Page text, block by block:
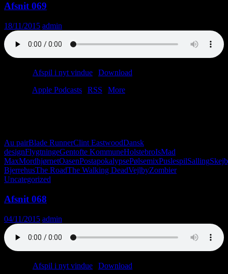
Afsnit 069
18/11/2015 admin
Afspil i nyt vindue Download
Apple Podcasts RSS
More
Au pairBlade RunnerClint EastwoodDansk
designFlygtningeGentofte KommuneHolstebroIsMad
MaxMordhjørnetOasenPostapokalypsePølsemixPuslespilSalling
BjerrehusThe RoadThe Walking DeadVejlbyZombier
Uncategorized
Afsnit 068
04/11/2015 admin
Afspil i nyt vindue Download